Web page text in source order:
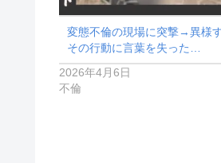
変態不倫の現場に突撃→異様
その行動に言葉を失った…
2026年4月6日
不倫